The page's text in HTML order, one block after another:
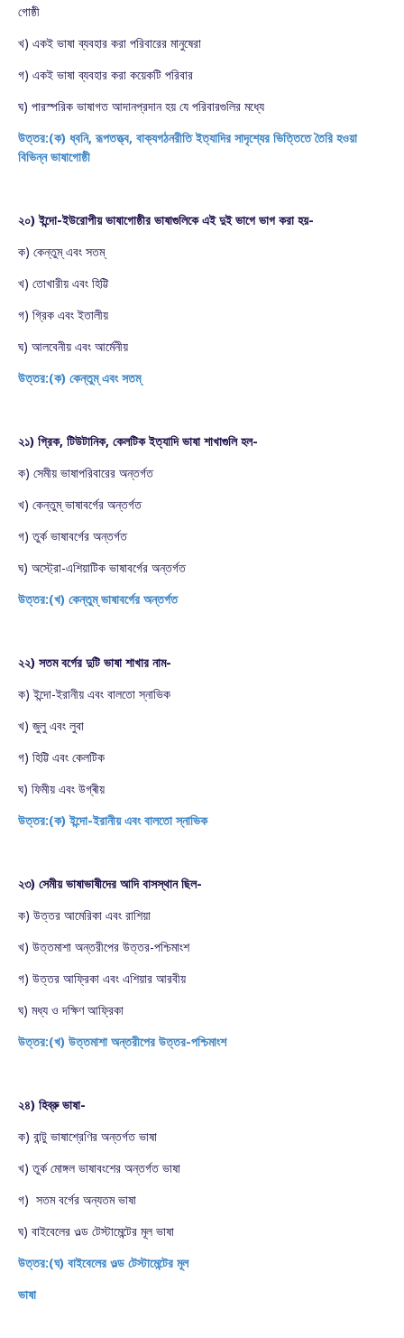
গোষ্ঠী
খ) একই ভাষা ব্যবহার করা পরিবারের মানুষেরা
গ) একই ভাষা ব্যবহার করা কয়েকটি পরিবার
ঘ) পারস্পরিক ভাষাগত আদানপ্রদান হয় যে পরিবারগুলির মধ্যে
উত্তর:(ক) ধ্বনি, রূপতত্ত্ব, বাক্যগঠনরীতি ইত্যাদির সাদৃশ্যের ভিত্তিতে তৈরি হওয়া
বিভিন্ন ভাষাগোষ্ঠী
২০) ইন্দো-ইউরোপীয় ভাষাগোষ্ঠীর ভাষাগুলিকে এই দুই ভাগে ভাগ করা হয়-
ক) কেন্তুম্ এবং সতম্
খ) তোখারীয় এবং হিট্টি
গ) গ্রিক এবং ইতালীয়
ঘ) আলবেনীয় এবং আর্মেনীয়
উত্তর:(ক) কেন্তুম্ এবং সতম্
২১) গ্রিক, টিউটানিক, কেলটিক ইত্যাদি ভাষা শাখাগুলি হল-
ক) সেমীয় ভাষাপরিবারের অন্তর্গত
খ) কেন্তুম্ ভাষাবর্গের অন্তর্গত
গ) তুর্ক ভাষাবর্গের অন্তর্গত
ঘ) অস্ট্রো-এশিয়াটিক ভাষাবর্গের অন্তর্গত
উত্তর:(খ) কেন্তুম্ ভাষাবর্গের অন্তর্গত
২২) সতম বর্গের দুটি ভাষা শাখার নাম-
ক) ইন্দো-ইরানীয় এবং বালতো স্নাভিক
খ) জুলু এবং লুবা
গ) হিট্টি এবং কেলটিক
ঘ) ফিমীয় এবং উগ্ৰীয়
উত্তর:(ক) ইন্দো-ইরানীয় এবং বালতো স্নাভিক
২৩) সেমীয় ভাষাভাষীদের আদি বাসস্থান ছিল-
ক) উত্তর আমেরিকা এবং রাশিয়া
খ) উত্তমাশা অন্তরীপের উত্তর-পশ্চিমাংশ
গ) উত্তর আফ্রিকা এবং এশিয়ার আরবীয়
ঘ) মধ্য ও দক্ষিণ আফ্রিকা
উত্তর:(খ) উত্তমাশা অন্তরীপের উত্তর-পশ্চিমাংশ
২৪) হিব্রু ভাষা-
ক) বান্টু ভাষাশ্রেণির অন্তর্গত ভাষা
খ) তুর্ক মোঙ্গল ভাষাবংশের অন্তর্গত ভাষা
গ) সতম বর্গের অন্যতম ভাষা
ঘ) বাইবেলের ওল্ড টেস্টামেন্টের মূল ভাষা
উত্তর:(ঘ) বাইবেলের ওল্ড টেস্টামেন্টের মূল
ভাষা